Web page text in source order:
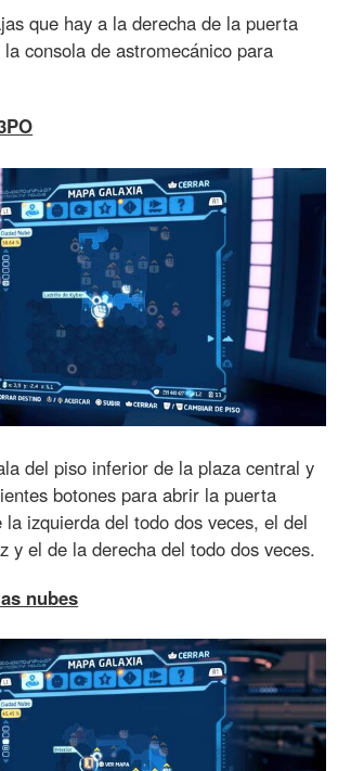
que hay a la derecha de la puerta
consola de astromecánico para
del piso inferior de la plaza central y
botones para abrir la puerta
izquierda del todo dos veces, el del
y el de la derecha del todo dos veces.
nubes